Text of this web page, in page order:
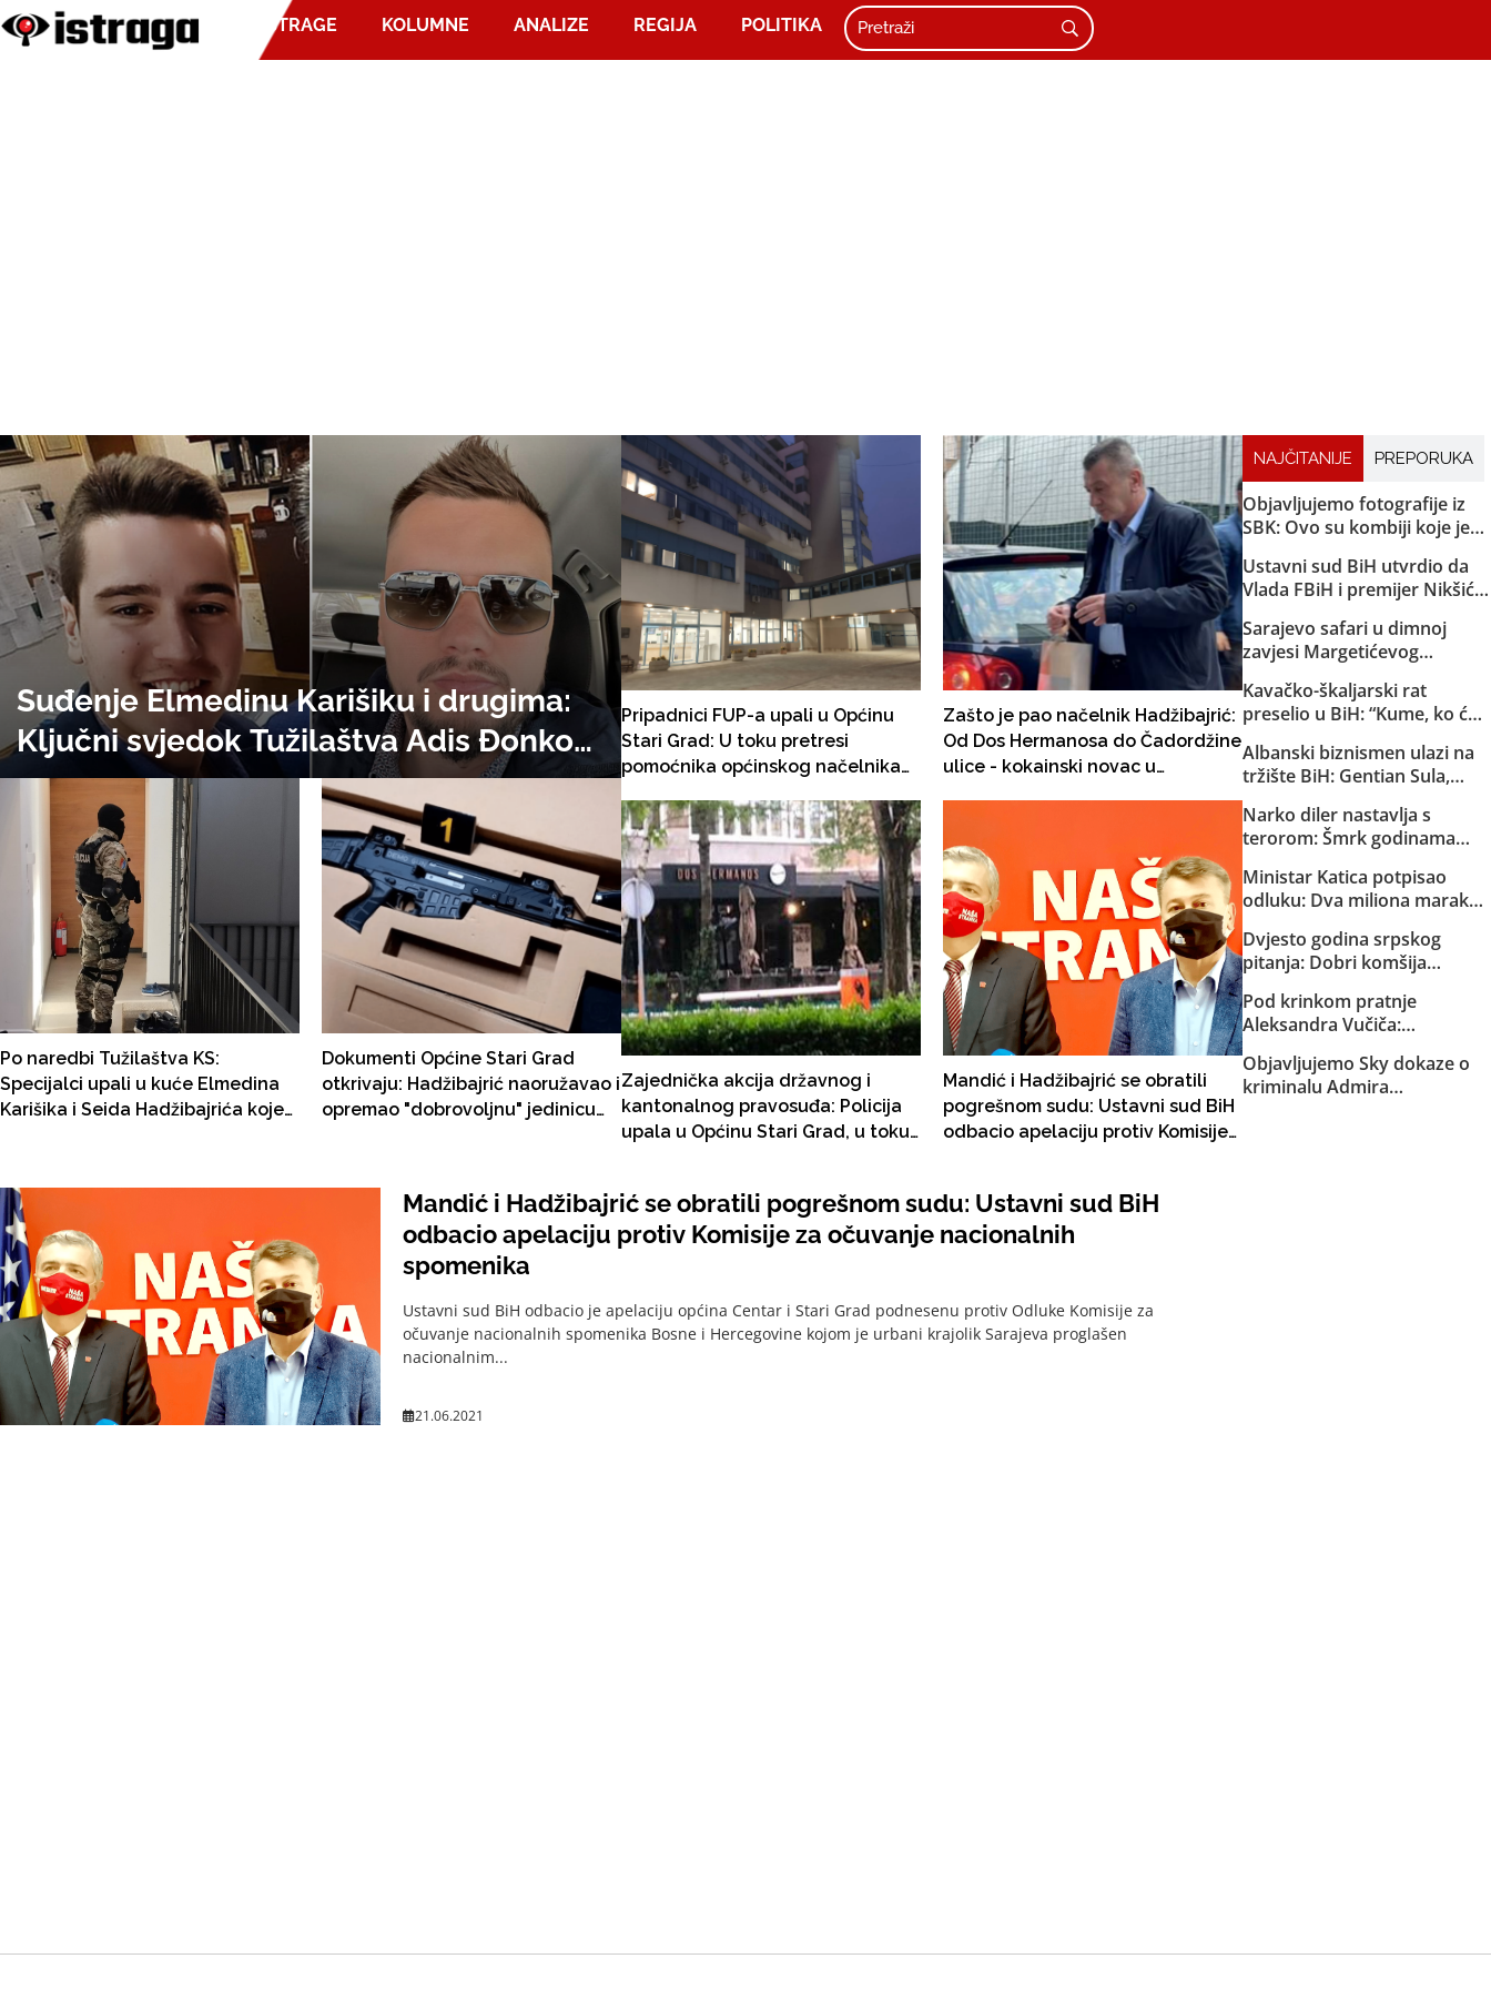
ISTRAGE KOLUMNE ANALIZE REGIJA POLITIKA
Suđenje Elmedinu Karišiku i drugima:
Ključni svjedok Tužilaštva Adis Đonko
nije se pojavio na ročištu, otputovao iz
BiH „zbog posla”
Po naredbi Tužilaštva KS:
Specijalci upali u kuće Elmedina
Karišika i Seida Hadžibajrića koje
Karišik povezan sa pranjem novca
narko kartela Tito i Dino. U Sky
aplikaciji govorio o finansiranju
NiP-a narko novcem!
Dokumenti Općine Stari Grad
otkrivaju: Hadžibajrić naoružavao i
opremao "dobrovoljnu" jedinicu
kartela Tito i Dino!
Pripadnici FUP-a upali u Općinu
Stari Grad: U toku pretresi
pomoćnika općinskog načelnika
Zašto je pao načelnik Hadžibajrić:
Od Dos Hermanosa do Čadordžine
ulice - kokainski novac u
Zajednička akcija državnog i
kantonalnog pravosuđa: Policija
upala u Općinu Stari Grad, u toku
Mandić i Hadžibajrić se obratili
pogrešnom sudu: Ustavni sud BiH
odbacio apelaciju protiv Komisije
NAJČITANIJE PREPORUKA
Objavljujemo fotografije iz
SBK: Ovo su kombiji koje je
Republike Srpske za akciju u
Bugojnu!
Ustavni sud BiH utvrdio da
Vlada FBiH i premijer Nikšić
odluka: Sud obavijestio
državno Tužilaštvo
Sarajevo safari u dimnoj
zavjesi Margetićevog
medijski spektakl i nula
konkretnih dokaza
Kavačko-škaljarski rat
preselio u BiH: “Kume, ko će
Albanski biznismen ulazi na
tržište BiH: Gentian Sula,
u dvije države, dobio licencu
DERK-a za trgovinu strujom
Narko diler nastavlja s
terorom: Šmrk godinama
Sarajlije i snima svoje
brutalne akcije!
Ministar Katica potpisao
odluku: Dva miliona maraka
osiguranje helikoptera MUP-
a KS
Dvjesto godina srpskog
pitanja: Dobri komšija
Pod krinkom pratnje
Aleksandra Vučiča:
upala u Federaciju. Kretali se
kvadovima i pješke po šumi
Objavljujemo Sky dokaze o
kriminalu Admira
Mandić i Hadžibajrić se obratili pogrešnom sudu: Ustavni sud BiH
odbacio apelaciju protiv Komisije za očuvanje nacionalnih
spomenika
Ustavni sud BiH odbacio je apelaciju općina Centar i Stari Grad podnesenu protiv Odluke Komisije za
očuvanje nacionalnih spomenika Bosne i Hercegovine kojom je urbani krajolik Sarajeva proglašen
nacionalnim...
21.06.2021